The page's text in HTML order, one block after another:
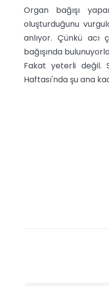
Organ bağışı
oluşturduğunu
anlıyor. Çünkü acı
bağışında
Fakat yeterli değil.
Haftası'nda şu ana